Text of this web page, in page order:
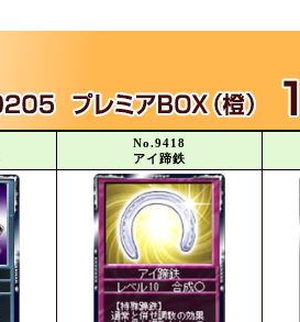
No.9418
アイ蹄鉄